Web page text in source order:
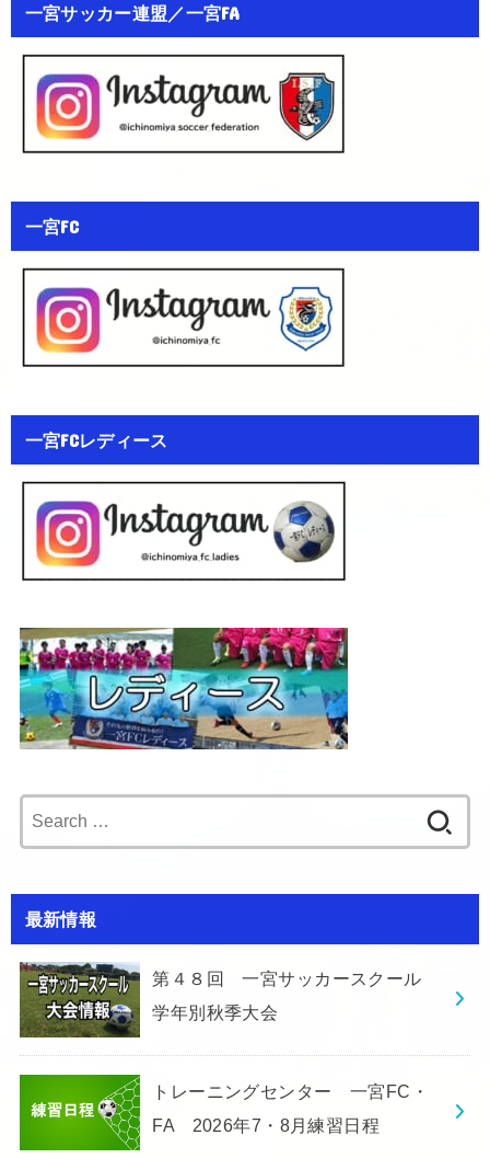
一宮サッカー連盟／一宮FA
一宮FC
一宮FCレディース
for:
最新情報
第４８回 一宮サッカースクール
学年別秋季大会
トレーニングセンター 一宮FC・
FA 2026年7・8月練習日程